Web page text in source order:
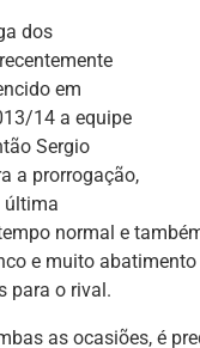
dos
em
14 a equipe
Sergio
a prorrogação,
última
normal e
e muito
para o rival.
as ocasiões, é